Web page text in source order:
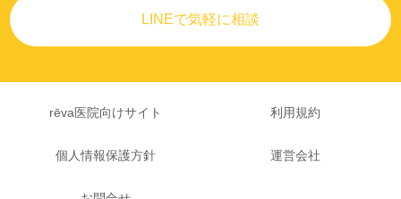
LINEで気軽に相談
rēva医院向けサイト 利用規約
個人情報保護方針 運営会社